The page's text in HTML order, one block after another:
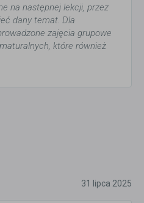
na następnej lekcji, przez
dany temat. Dla
zajęcia grupowe
które również
31 lipca 2025